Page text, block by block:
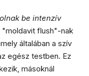
be intenzív
"moldavit flush"-nak
általában a szív
egész testben. Ez
másoknál